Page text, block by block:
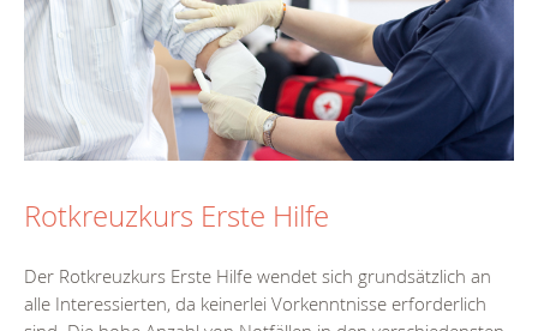
Rotkreuzkurs Erste Hilfe
Der Rotkreuzkurs Erste Hilfe wendet sich grundsätzlich an
alle Interessierten, da keinerlei Vorkenntnisse erforderlich